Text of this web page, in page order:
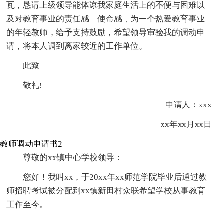
瓦，恳请上级领导能体谅我家庭生活上的不便与困难以
及对教育事业的责任感、使命感，为一个热爱教育事业
的年轻教师，给予支持鼓励，希望领导审验我的调动申
请，将本人调到离家较近的工作单位。
此致
敬礼!
申请人：xxx
xx年xx月xx日
教师调动申请书2
尊敬的xx镇中心学校领导：
您好！我叫xx，于20xx年xx师范学院毕业后通过教
师招聘考试被分配到xx镇新田村众联希望学校从事教育
工作至今。